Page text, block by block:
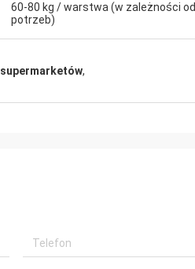
60-80 kg / warstwa (w zależności od
potrzeb)
,